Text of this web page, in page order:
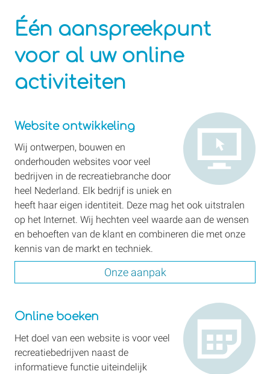
Één aanspreek­punt
voor al uw online
activiteiten
Website
ontwikkeling
Website ontwikkeling
Wij ontwerpen, bouwen en
onderhouden websites voor veel
bedrijven in de recreatie­branche door
heel Nederland. Elk bedrijf is uniek en
heeft haar eigen identiteit. Deze mag het ook uitstralen
op het Internet. Wij hechten veel waarde aan de wensen
en behoeften van de klant en combineren die met onze
kennis van de markt en techniek.
Onze aanpak
Online boeken
Online boeken
Het doel van een website is voor veel
recreatie­bedrijven naast de
informatieve functie uiteindelijk